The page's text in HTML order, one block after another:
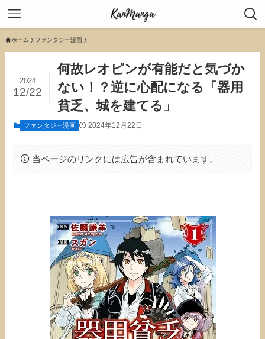
ホーム ファンタジー漫画
何故レオピンが有能だと気づか
ない！？逆に心配になる「器用
貧乏、城を建てる」
2024
12/22
ファンタジー漫画 2024年12月22日
当ページのリンクには広告が含まれています。